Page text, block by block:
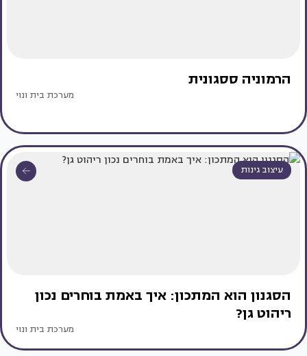
הרמוניה ססגונית
מערכת בית ונוי
עיצוב גינות
הסגנון הוא המתכון: איך באמת בוחרים נכון
ריהוט גן?
מערכת בית ונוי